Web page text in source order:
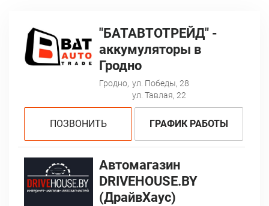
"БАТАВТОТРЕЙД" -
аккумуляторы в
Гродно
Гродно, ул. Победы, 28
ул. Тавлая, 22
ПОЗВОНИТЬ ГРАФИК РАБОТЫ
Автомагазин
DRIVEHOUSE.BY
(ДрайвХаус)